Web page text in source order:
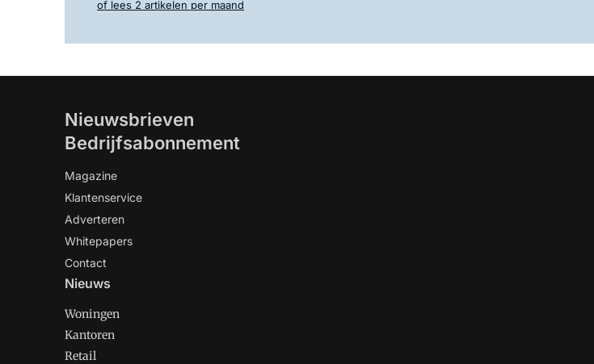
of lees 2 artikelen per maand
Nieuwsbrieven
Bedrijfsabonnement
Magazine
Klantenservice
Adverteren
Whitepapers
Contact
Nieuws
Woningen
Kantoren
Retail